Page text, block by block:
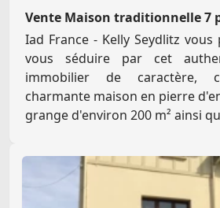
Vente Maison traditionnelle 7
Iad France - Kelly Seydlitz vous
vous séduire par cet
immobilier de caractère,
charmante maison en pierre
grange d'environ 200 m² ainsi